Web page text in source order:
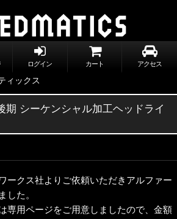
ログイン カート アクセス
期 シーケンシャル加工ヘッドライ
ークス社よりご依頼いただきアルファー
した。
専用ページをご用意しましたので、金額